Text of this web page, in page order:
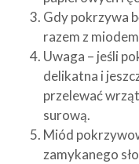
Gdy pokrzywa
razem z
Uwaga – jeśli
delikatna i
przelewać
surową.
Miód
zamykanego